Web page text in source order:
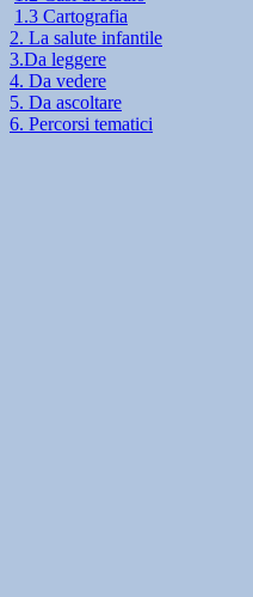
1.3 Cartografia
2. La salute infantile
3.Da leggere
4. Da vedere
5. Da ascoltare
6. Percorsi tematici